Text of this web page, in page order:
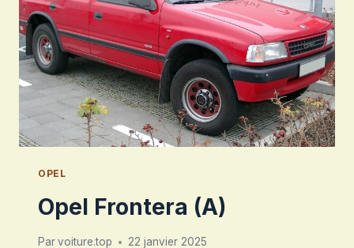
OPEL
Opel Frontera (A)
Parvoiture.top 22 janvier 2025